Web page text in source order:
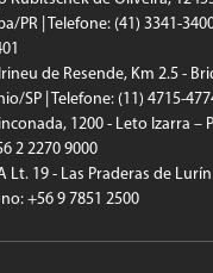
PR | Telefone: (41) 3341-
de Resende, Km 2.5 -
SP | Telefone: (11) 4715-
1200 - Leto Izarra –
2 2270 9000
Lt. 19 - Las Praderas de
+56 9 7851 2500